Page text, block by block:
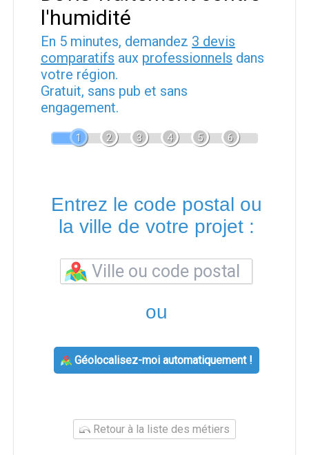
l'humidité
En 5 minutes, demandez 3 devis
comparatifs aux professionnels dans
votre région.
Gratuit, sans pub et sans
engagement.
1 2 3 4 5 6
Entrez le code postal ou
la ville de votre projet :
ou
Géolocalisez-moi automatiquement !
Retour à la liste des métiers